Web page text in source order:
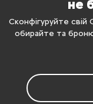
не
Сконфігуруйте
обирайте та